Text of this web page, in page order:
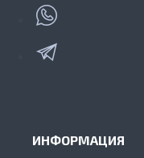
ИНФОРМАЦИЯ